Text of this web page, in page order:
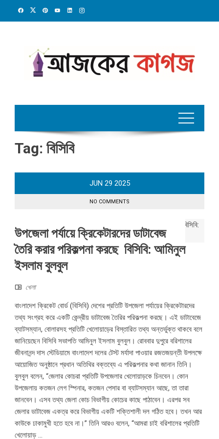
Tag: বিসিবি
JUN 29 2025
NO COMMENTS
উপজেলা পর্যায়ে ক্রিকেটারদের ডাটাবেজ
তৈরি করার পরিকল্পনা করছে বিসিবি: আমিনুল
ইসলাম বুলবুল
খেলা
বাংলাদেশ ক্রিকেট বোর্ড (বিসিবি) দেশের প্রতিটি উপজেলা পর্যায়ের ক্রিকেটারদের
তথ্য সংগ্রহ করে একটি কেন্দ্রীয় ডাটাবেজ তৈরির পরিকল্পনা করছে। এই ডাটাবেজে
ব্যাটসম্যান, বোলারসহ প্রতিটি খেলোয়াড়ের বিস্তারিত তথ্য অন্তর্ভুক্ত থাকবে বলে
জানিয়েছেন বিসিবি সভাপতি আমিনুল ইসলাম বুলবুল। রোববার দুপুরে বরিশালের
জীবনানন্দ দাস স্টেডিয়ামে বাংলাদেশ দলের টেস্ট মর্যাদা পাওয়ার রজতজয়ন্তী উপলক্ষে
আয়োজিত অনুষ্ঠানে প্রধান অতিথির বক্তব্যে এ পরিকল্পনার কথা জানান তিনি।
বুলবুল বলেন, “জেলার কোচরা প্রতিটি উপজেলার খেলোয়াড়কে চিনবেন। কোন
উপজেলায় কতজন লেগ স্পিনার, কতজন পেসার বা ব্যাটসম্যান আছে, তা তারা
জানবেন। এসব তথ্য জেলা কোচ বিভাগীয় কোচের কাছে পাঠাবেন। এরপর সব
জেলার ডাটাবেজ একত্র করে বিভাগীয় একটি শক্তিশালী দল গঠিত হবে। তখন আর
কাউকে ঢাকামুখী হতে হবে না।” তিনি আরও বলেন, “আমরা চাই বরিশালের প্রতিটি
খেলোয়াড় ...